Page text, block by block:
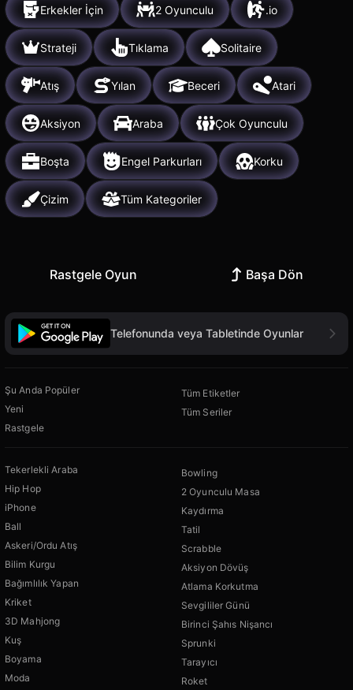
Erkekler İçin 2 Oyunculu .io
Strateji Tıklama Solitaire
Atış Yılan Beceri Atari
Aksiyon Araba Çok Oyunculu
Boşta Engel Parkurları Korku
Çizim Tüm Kategoriler
Rastgele Oyun Başa Dön
Telefonunda veya Tabletinde Oyunlar
Şu Anda Popüler
Yeni
Rastgele
Tüm Etiketler
Tüm Seriler
Tekerlekli Araba
Hip Hop
iPhone
Ball
Askeri/Ordu Atış
Bilim Kurgu
Bağımlılık Yapan
Kriket
3D Mahjong
Kuş
Boyama
Moda
Bowling
2 Oyunculu Masa
Kaydırma
Tatil
Scrabble
Aksiyon Dövüş
Atlama Korkutma
Sevgililer Günü
Birinci Şahıs Nişancı
Sprunki
Tarayıcı
Roket